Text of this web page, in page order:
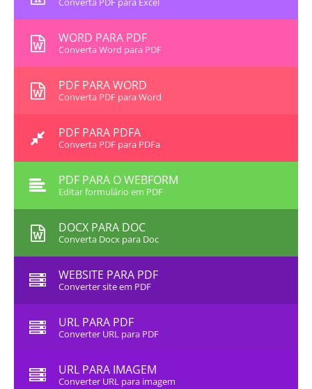
WORD PARA PDF
Converta Word para PDF
PDF PARA WORD
Converta PDF para Word
PDF PARA PDFA
Converta PDF para PDFa
PDF PARA O WEBFORM
Editar formulário em PDF
DOCX PARA DOC
Converta Docx para Doc
WEBSITE PARA PDF
Converter site em PDF
URL PARA PDF
Converter URL para PDF
URL PARA IMAGEM
Converter URL para imagem